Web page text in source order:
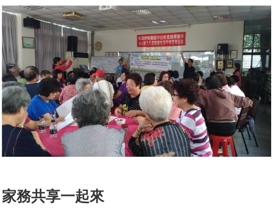
30 日上午9 至11時辦理CEDAW 進階實體課程，邀請詹宗
儀諮商心理師主講「性別暴力-直接歧視與間接歧視」，本
次課程先透過新聞題材帶入性別議題，搭配影片說明何謂性
別暴力及性別歧視，再詳細介紹CEDAW 公約的精神與內
容，特別著墨於直接歧視、間接歧視和暫行特別措施，並輔
以案例及政策方案說明，讓看似艱深難懂的議題與民眾的生
活相扣連，過程中講師不時透過提問與現場民眾互動，引發
在場參與成員對於性別議題有更多的看見，進而促發更多的
改變。參加人數：共62 人，分別為男性：11 人；女性：51
人。
家務共享一起來